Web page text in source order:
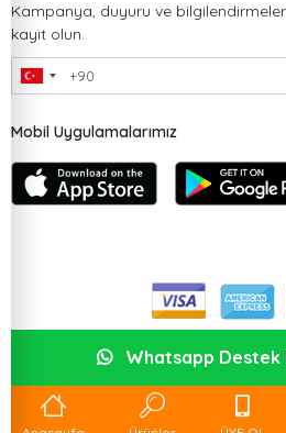
Kampanya, duyuru ve
kayıt olun.
Mobil Uygulamalarımız
Whatsapp Destek